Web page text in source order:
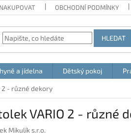
OBCHODNÍ PODMÍNKY
HLEDAT
a jídelna Dětský pokoj
2 - různé dekory
VARIO 2 - různé
Mikulík s.r.o.